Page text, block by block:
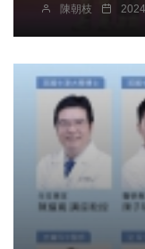
陳朝枝